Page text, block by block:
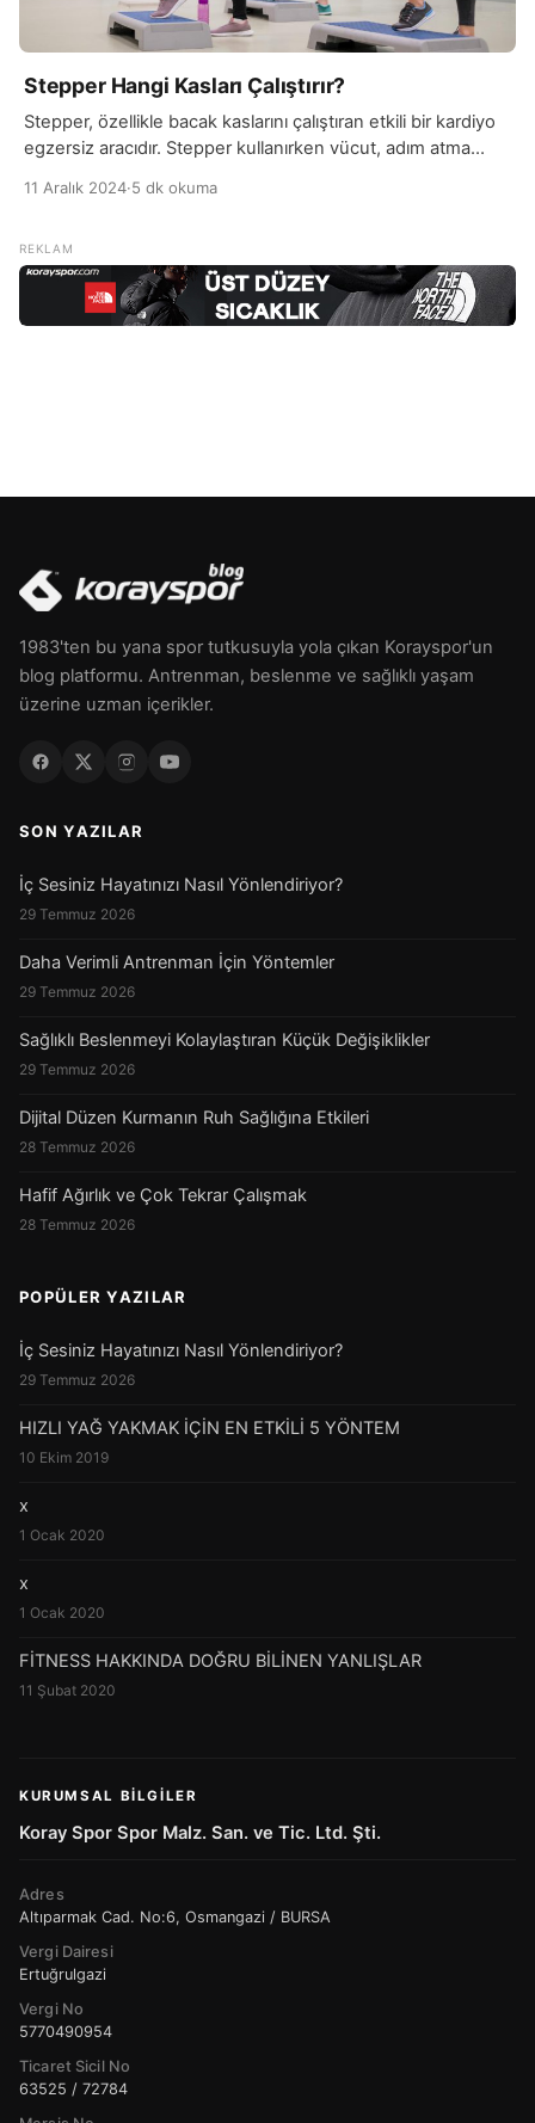
Stepper Hangi Kasları Çalıştırır?
Stepper, özellikle bacak kaslarını çalıştıran etkili bir kardiyo
egzersiz aracıdır. Stepper kullanırken vücut, adım atma
benzer bir hareket gerçekleştirir. Bu, bacak kaslarını,
Stepper, hem dayanıklılığı artırırken hem de bu kas
gruplarının güçlenmesine yardımcı olur. Düzenli kullanımda,
bacak kaslarında belirgin […]
11 Aralık 2024·5 dk okuma
1983'ten bu yana spor tutkusuyla yola çıkan Korayspor'un
blog platformu. Antrenman, beslenme ve sağlıklı yaşam
üzerine uzman içerikler.
SON YAZILAR
İç Sesiniz Hayatınızı Nasıl Yönlendiriyor?
29 Temmuz 2026
Daha Verimli Antrenman İçin Yöntemler
29 Temmuz 2026
Sağlıklı Beslenmeyi Kolaylaştıran Küçük Değişiklikler
29 Temmuz 2026
Dijital Düzen Kurmanın Ruh Sağlığına Etkileri
28 Temmuz 2026
Hafif Ağırlık ve Çok Tekrar Çalışmak
28 Temmuz 2026
POPÜLER YAZILAR
İç Sesiniz Hayatınızı Nasıl Yönlendiriyor?
29 Temmuz 2026
HIZLI YAĞ YAKMAK İÇİN EN ETKİLİ 5 YÖNTEM
10 Ekim 2019
x
1 Ocak 2020
x
1 Ocak 2020
FİTNESS HAKKINDA DOĞRU BİLİNEN YANLIŞLAR
11 Şubat 2020
KURUMSAL BILGILER
Koray Spor Spor Malz. San. ve Tic. Ltd. Şti.
Adres
Altıparmak Cad. No:6, Osmangazi / BURSA
Vergi Dairesi
Ertuğrulgazi
Vergi No
5770490954
Ticaret Sicil No
63525 / 72784